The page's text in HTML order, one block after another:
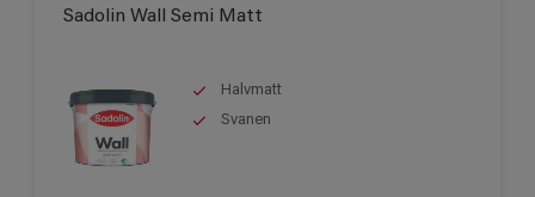
Sadolin Wall Semi Matt
Halvmatt
Svanen